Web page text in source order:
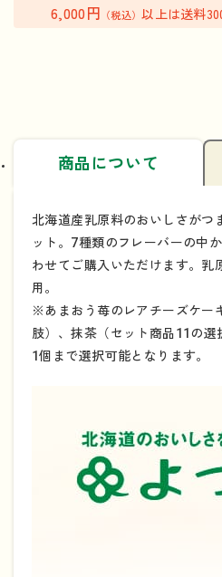
6,000円 （税込）以上は送料
商品について
北海道産乳原料のおいしさがつ
ット。7種類のフレーバーの中
わせてご購入いただけます。乳
用。
※あまおう苺のレアチーズケー
肢）、抹茶（セット商品11の選
1個まで選択可能となります。